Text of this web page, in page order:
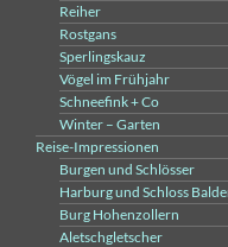
Reiher
Rostgans
Sperlingskauz
Vögel im Frühjahr
Schneefink + Co
Winter – Garten
Reise-Impressionen
Burgen und Schlösser
Harburg und Schloss
Burg Hohenzollern
Aletschgletscher